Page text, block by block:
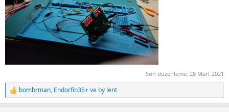
Son düzenleme: 28 Mart 2021
R
e
bombrman, Endorfin35+ve by lent